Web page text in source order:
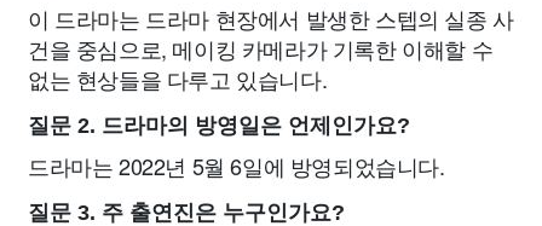
이 드라마는 드라마 현장에서 발생한 스텝의 실종 사
건을 중심으로, 메이킹 카메라가 기록한 이해할 수
없는 현상들을 다루고 있습니다.
질문 2. 드라마의 방영일은 언제인가요?
드라마는 2022년 5월 6일에 방영되었습니다.
질문 3. 주 출연진은 누구인가요?